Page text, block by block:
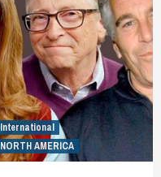
International
NORTH AMERICA